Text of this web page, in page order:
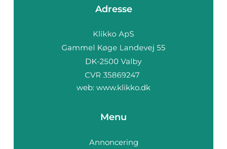
Adresse
web: www.klikko.dk
Menu
Annoncering